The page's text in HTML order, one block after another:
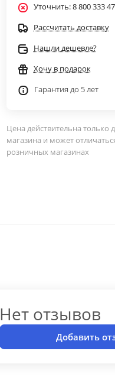
Уточнить: 8 800 333
Рассчитать доставку
Нашли дешевле?
Хочу в подарок
Гарантия до 5 лет
Цена действительна только
магазина и может
розничных магазинах
Нет отзывов
Добавить